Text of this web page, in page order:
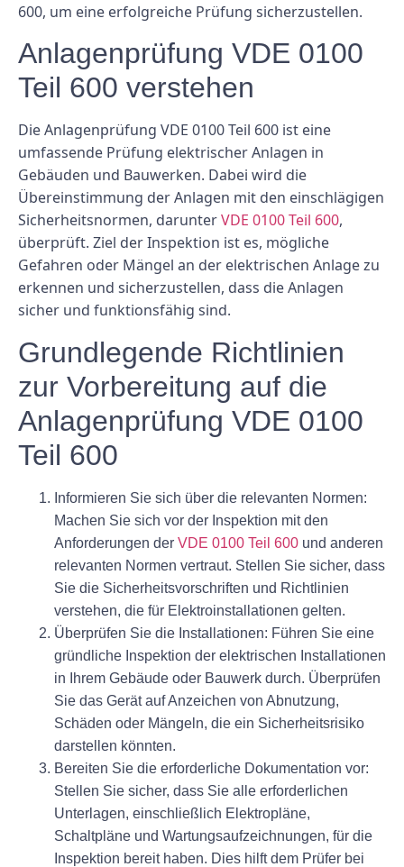
600, um eine erfolgreiche Prüfung sicherzustellen.
Anlagenprüfung VDE 0100
Teil 600 verstehen
Die Anlagenprüfung VDE 0100 Teil 600 ist eine
umfassende Prüfung elektrischer Anlagen in
Gebäuden und Bauwerken. Dabei wird die
Übereinstimmung der Anlagen mit den einschlägigen
Sicherheitsnormen, darunterVDE 0100 Teil 600,
überprüft. Ziel der Inspektion ist es, mögliche
Gefahren oder Mängel an der elektrischen Anlage zu
erkennen und sicherzustellen, dass die Anlagen
sicher und funktionsfähig sind.
Grundlegende Richtlinien
zur Vorbereitung auf die
Anlagenprüfung VDE 0100
Teil 600
Informieren Sie sich über die relevanten Normen:
Machen Sie sich vor der Inspektion mit den
Anforderungen der VDE 0100 Teil 600 und anderen
relevanten Normen vertraut. Stellen Sie sicher, dass
Sie die Sicherheitsvorschriften und Richtlinien
verstehen, die für Elektroinstallationen gelten.
Überprüfen Sie die Installationen: Führen Sie eine
gründliche Inspektion der elektrischen Installationen
in Ihrem Gebäude oder Bauwerk durch. Überprüfen
Sie das Gerät auf Anzeichen von Abnutzung,
Schäden oder Mängeln, die ein Sicherheitsrisiko
darstellen könnten.
Bereiten Sie die erforderliche Dokumentation vor:
Stellen Sie sicher, dass Sie alle erforderlichen
Unterlagen, einschließlich Elektropläne,
Schaltpläne und Wartungsaufzeichnungen, für die
Inspektion bereit haben. Dies hilft dem Prüfer bei